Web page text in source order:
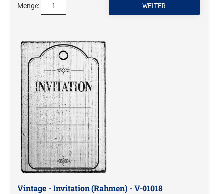
Menge:
Vintage - Invitation (Rahmen) - V-01018